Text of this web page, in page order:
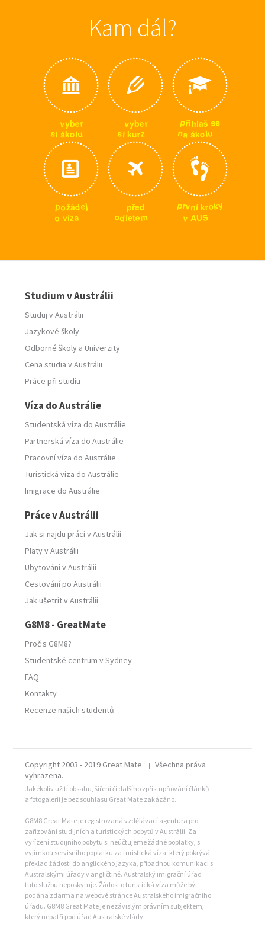
Kam dál?
vyber
si školu
vyber
si kurz
přihlaš se
na školu
požádej
o víza
před
odletem
prvníkroky
v AUS
Studium v Austrálii
Studuj v Austrálii
Jazykové školy
Odborné školy aUniverzity
Cena studia v Austrálii
Práce při studiu
Víza do Austrálie
Studentská víza do Austrálie
Partnerská víza do Austrálie
Pracovní víza do Austrálie
Turistická víza do Austrálie
Imigrace do Austrálie
Práce v Austrálii
Jak si najdu práci v Austrálii
Platy v Austrálii
Ubytování v Austrálii
Cestování po Austrálii
Jak ušetrit v Austrálii
G8M8 - GreatMate
Proč s G8M8?
Studentské centrum v Sydney
FAQ
Kontakty
Recenze našich studentů
Copyright 2003 - 2019 Great Mate |
Všechna práva
vyhrazena.
Jakékoliv užití obsahu, šíření či dalšího zpřístupňování článků
a fotogalerií je bez souhlasu Great Mate zakázáno.
G8M8 Great Mate je registrovaná vzdělávací agentura pro
zařizování studijních a turistických pobytů v Austrálii. Za
vyřízení studijního pobytu si neúčtujeme žádné poplatky, s
vyjímkou servisního poplatku za turistická víza, který pokrývá
překlad žádosti do anglického jazyka, případnou komunikaci s
Australskými úřady v angličtině. Australský imigrační úřad
tuto službu neposkytuje. Žádost o turistická víza může být
podána zdarma na webové stránce Australského imigračního
úřadu. G8M8 Great Mate je nezávislým právním subjektem,
který nepatří pod úřad Australské vlády.